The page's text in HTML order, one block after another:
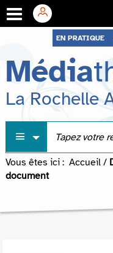
menu
contenu
recherche
EN PRATIQUE
Média
La Rochelle
Vous êtes ici : Accueil /
document